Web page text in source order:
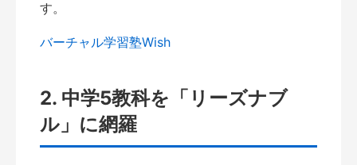
す。
バーチャル学習塾Wish
2. 中学5教科を「リーズナブ
ル」に網羅